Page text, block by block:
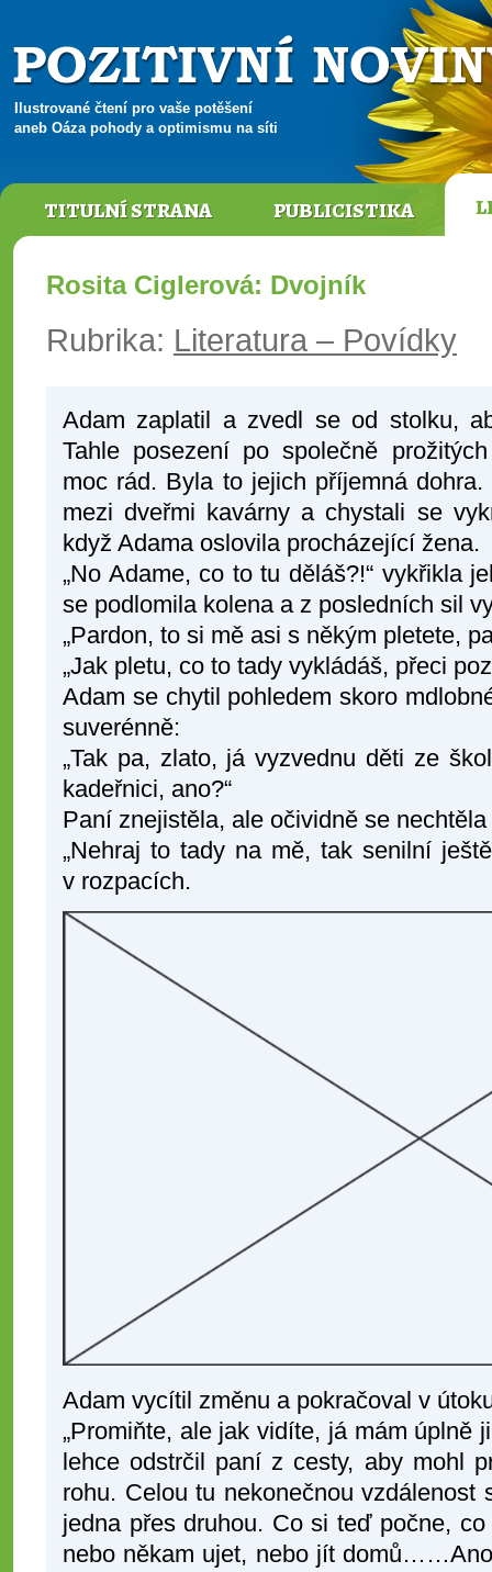
Ilustrované čtení pro vaše potěšení
aneb Oáza pohody a optimismu na síti
TITULNÍ STRANA PUBLICISTIKA
Rosita Ciglerová: Dvojník
Rubrika: Literatura – Povídky
Adam zaplatil a zvedl se od stolku,
Tahle posezení po společně
moc rád. Byla to jejich příjemná
mezi dveřmi kavárny a chystali se
když Adama oslovila procházející žena.
„No Adame, co to tu děláš?!“ vykřikla
se podlomila kolena a z posledních sil
„Pardon, to si mě asi s někým pletete,
„Jak pletu, co to tady vykládáš, přeci
Adam se chytil pohledem skoro
suverénně:
„Tak pa, zlato, já vyzvednu děti ze
kadeřnici, ano?“
Paní znejistěla, ale očividně se nechtěla
„Nehraj to tady na mě, tak senilní
v rozpacích.
Adam vycítil změnu a pokračoval v
„Promiňte, ale jak vidíte, já mám úplně
lehce odstrčil paní z cesty, aby mohl
rohu. Celou tu nekonečnou
jedna přes druhou. Co si teď počne,
nebo někam ujet, nebo jít